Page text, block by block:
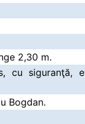
2,30 m.
siguranţă,
Bogdan.